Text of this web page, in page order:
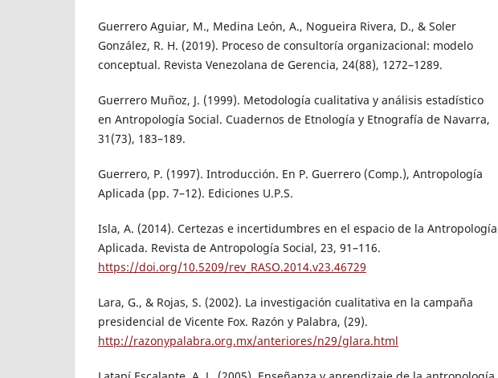
Guerrero Aguiar, M., Medina León, A., Nogueira Rivera, D., & Soler
González, R. H. (2019). Proceso de consultoría organizacional: modelo
conceptual. Revista Venezolana de Gerencia, 24(88), 1272–1289.
Guerrero Muñoz, J. (1999). Metodología cualitativa y análisis estadístico
en Antropología Social. Cuadernos de Etnología y Etnografía de Navarra,
31(73), 183–189.
Guerrero, P. (1997). Introducción. En P. Guerrero (Comp.), Antropología
Aplicada (pp. 7–12). Ediciones U.P.S.
Isla, A. (2014). Certezas e incertidumbres en el espacio de la Antropología
Aplicada. Revista de Antropología Social, 23, 91–116.
https://doi.org/10.5209/rev_RASO.2014.v23.46729
Lara, G., & Rojas, S. (2002). La investigación cualitativa en la campaña
presidencial de Vicente Fox. Razón y Palabra, (29).
http://razonypalabra.org.mx/anteriores/n29/glara.html